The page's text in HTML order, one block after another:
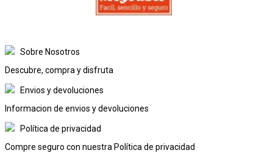
Sobre Nosotros
Descubre, compra y disfruta
Envios y devoluciones
Informacion de envios y devoluciones
Política de privacidad
Compre seguro con nuestra Política de privacidad